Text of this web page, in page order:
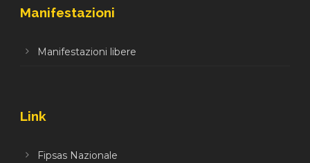
Manifestazioni
Manifestazioni libere
Link
Fipsas Nazionale